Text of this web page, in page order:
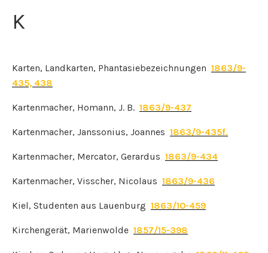
K
Karten, Landkarten, Phantasiebezeichnungen 1863/9-
435, 438
Kartenmacher, Homann, J. B. 1863/9-437
Kartenmacher, Janssonius, Joannes 1863/9-435f.
Kartenmacher, Mercator, Gerardus 1863/9-434
Kartenmacher, Visscher, Nicolaus 1863/9-436
Kiel, Studenten aus Lauenburg 1863/10-459
Kirchengerät, Marienwolde 1857/15-398